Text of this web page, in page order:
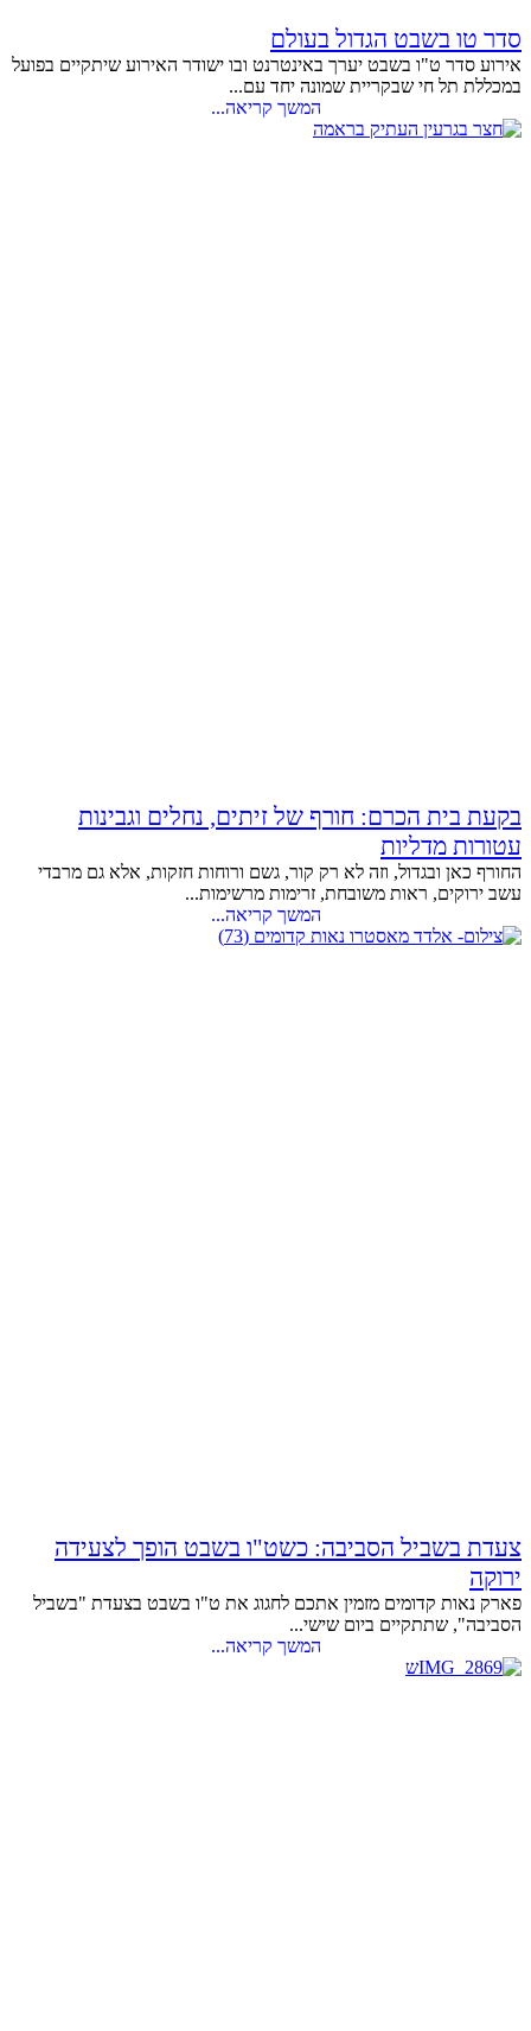
סדר טו בשבט הגדול בעולם
אירוע סדר ט"ו בשבט יערך באינטרנט ובו ישודר האירוע שיתקיים בפועל
במכללת תל חי שבקריית שמונה יחד עם...
המשך קריאה...
בקעת בית הכרם: חורף של זיתים, נחלים וגבינות
עטורות מדליות
החורף כאן ובגדול, וזה לא רק קור, גשם ורוחות חזקות, אלא גם מרבדי
עשב ירוקים, ראות משובחת, זרימות מרשימות...
המשך קריאה...
צעדת בשביל הסביבה: כשט"ו בשבט הופך לצעידה
ירוקה
פארק נאות קדומים מזמין אתכם לחגוג את ט"ו בשבט בצעדת "בשביל
הסביבה", שתתקיים ביום שישי...
המשך קריאה...